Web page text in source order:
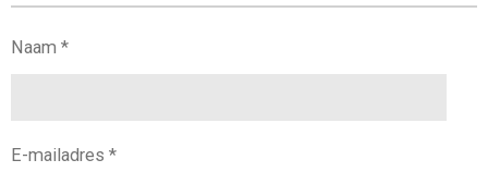
Naam *
E-mailadres *